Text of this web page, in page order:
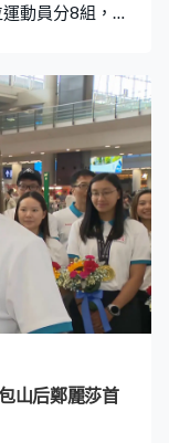
動員分8組，每
山后鄭麗莎首